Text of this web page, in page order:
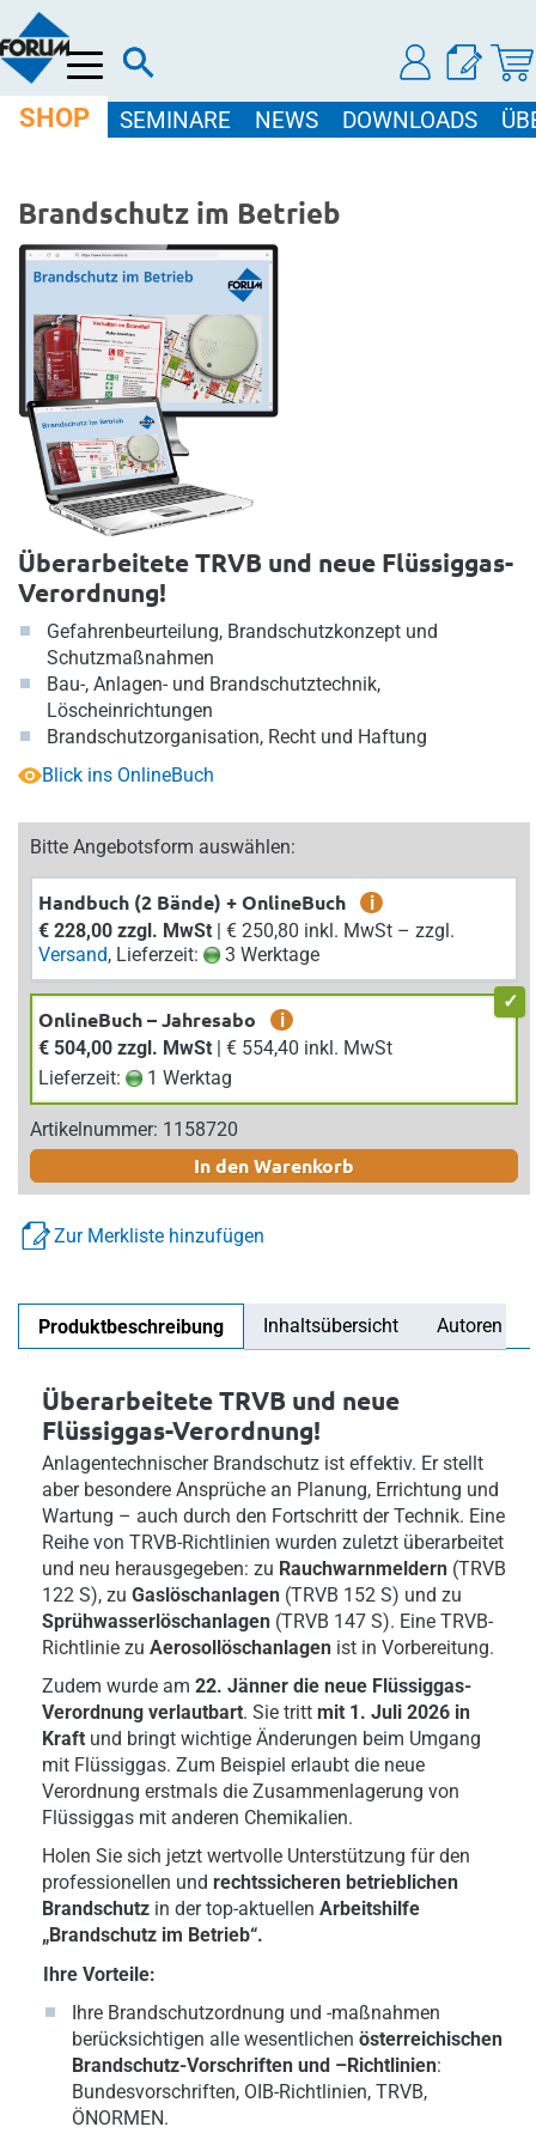
Menü
SHOP SEMINARE NEWS DOWNLOADS
Brandschutz im Betrieb
Überarbeitete TRVB und neue Flüssiggas-
Verordnung!
Gefahrenbeurteilung, Brandschutzkonzept und
Schutzmaßnahmen
Bau-, Anlagen- und Brandschutztechnik,
Löscheinrichtungen
Brandschutzorganisation, Recht und Haftung
Blick ins OnlineBuch
Bitte Angebotsform auswählen:
Handbuch (2 Bände) + OnlineBuch
i
€ 228,00 zzgl. MwSt
| € 250,80 inkl. MwSt – zzgl.
Versand, Lieferzeit: 3 Werktage
OnlineBuch – Jahresabo
i
€ 504,00 zzgl. MwSt
| € 554,40 inkl. MwSt
Lieferzeit:
1 Werktag
Artikelnummer: 1158720
In den Warenkorb
Zur Merkliste hinzufügen
Produktbeschreibung Inhaltsübersicht Autoren
Überarbeitete TRVB und neue
Flüssiggas-Verordnung!
Anlagentechnischer Brandschutz ist effektiv. Er stellt
aber besondere Ansprüche an Planung, Errichtung und
Wartung – auch durch den Fortschritt der Technik. Eine
Reihe von TRVB-Richtlinien wurden zuletzt überarbeitet
und neu herausgegeben: zu Rauchwarnmeldern (TRVB
122 S), zu Gaslöschanlagen (TRVB 152 S) und zu
Sprühwasserlöschanlagen (TRVB 147 S). Eine TRVB-
Richtlinie zu Aerosollöschanlagen ist in Vorbereitung.
Zudem wurde am 22. Jänner die neue Flüssiggas-
Verordnung verlautbart. Sie tritt mit 1. Juli 2026 in
Kraft und bringt wichtige Änderungen beim Umgang
mit Flüssiggas. Zum Beispiel erlaubt die neue
Verordnung erstmals die Zusammenlagerung von
Flüssiggas mit anderen Chemikalien.
Holen Sie sich jetzt wertvolle Unterstützung für den
professionellen und rechtssicheren betrieblichen
Brandschutz in der top-aktuellen Arbeitshilfe
„Brandschutz im Betrieb“.
Ihre Vorteile:
Ihre Brandschutzordnung und -maßnahmen
berücksichtigen alle wesentlichen österreichischen
Brandschutz-Vorschriften und –Richtlinien:
Bundesvorschriften, OIB-Richtlinien, TRVB,
ÖNORMEN.